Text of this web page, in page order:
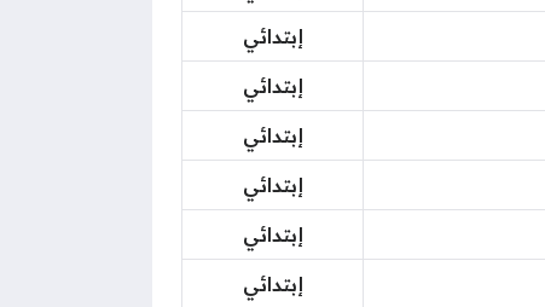
إبتدائي
إبتدائي
إبتدائي
إبتدائي
إبتدائي
إبتدائي